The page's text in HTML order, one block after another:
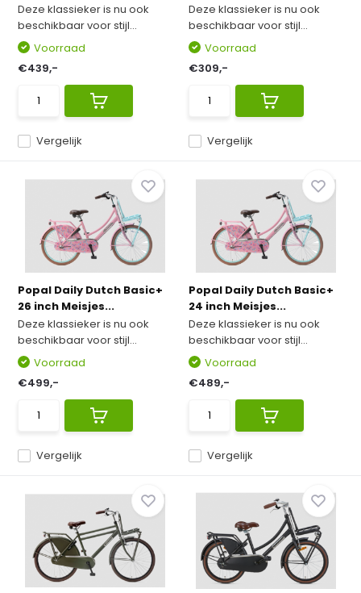
Deze klassieker is nu ook
beschikbaar voor stijl...
Vergelijk
Voorraad
€439,-
Deze klassieker is nu ook
beschikbaar voor stijl...
Vergelijk
Voorraad
€309,-
Popal Daily Dutch Basic+
26 inch Meisjes...
Deze klassieker is nu ook
beschikbaar voor stijl...
Vergelijk
Voorraad
€499,-
Popal Daily Dutch Basic+
24 inch Meisjes...
Deze klassieker is nu ook
beschikbaar voor stijl...
Vergelijk
Voorraad
€489,-